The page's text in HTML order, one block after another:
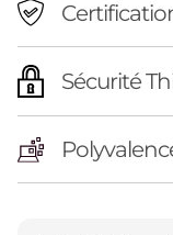
Sécurité